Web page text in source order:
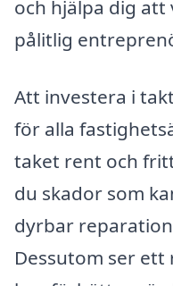
och hjälpa dig att
pålitlig
Att investera i
för alla
taket rent och
du skador som
dyrbar
Dessutom ser